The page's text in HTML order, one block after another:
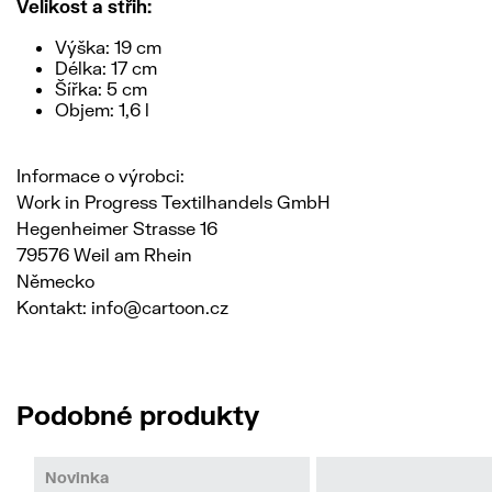
Velikost a střih:
Výška: 19 cm
Délka: 17 cm
Šířka: 5 cm
Objem: 1,6 l
Informace o výrobci:
Work in Progress Textilhandels GmbH
Hegenheimer Strasse 16
79576 Weil am Rhein
Německo
Kontakt: info@cartoon.cz
Podobné produkty
Novinka